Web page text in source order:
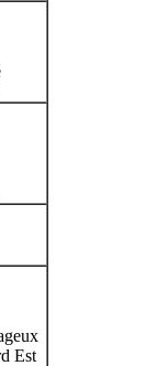
Est